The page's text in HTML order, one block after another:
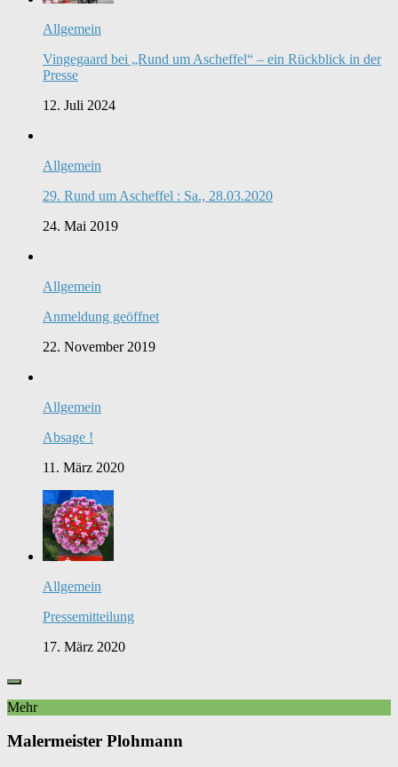
Allgemein
Vingegaard bei „Rund um Ascheffel“ – ein Rückblick in der
Presse
12. Juli 2024
Allgemein
29. Rund um Ascheffel : Sa., 28.03.2020
24. Mai 2019
Allgemein
Anmeldung geöffnet
22. November 2019
Allgemein
Absage !
11. März 2020
Allgemein
Pressemitteilung
17. März 2020
Mehr
Malermeister Plohmann